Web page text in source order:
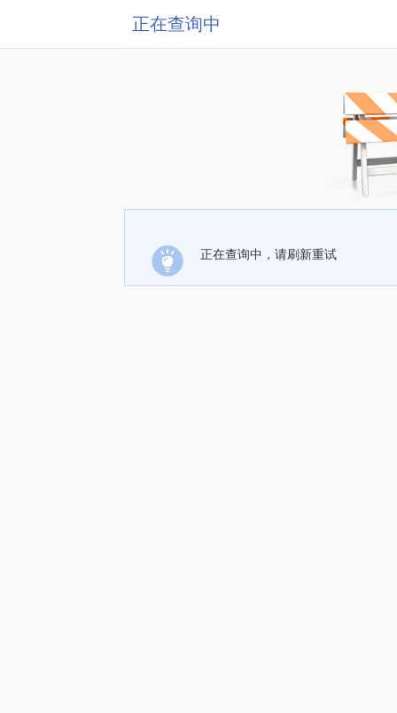
正在查询中
正在查询中，请刷新重试